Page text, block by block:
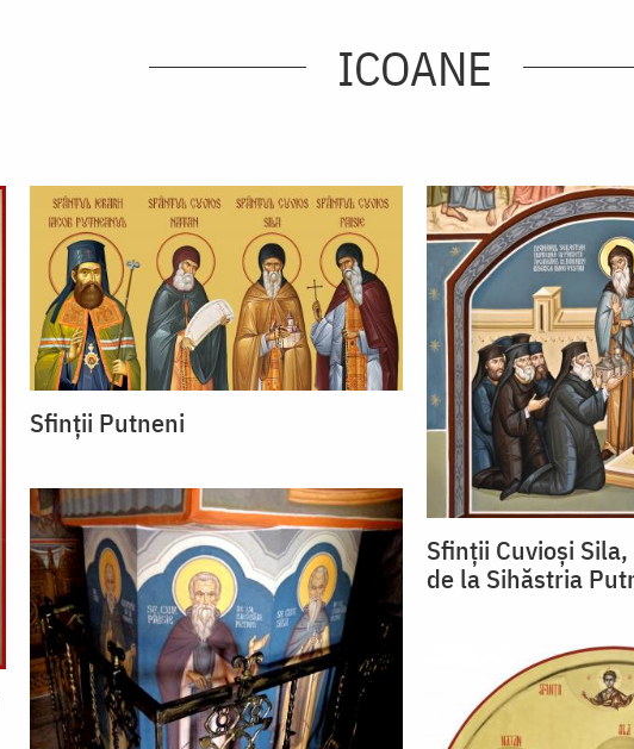
ICOANE
Sfinții Putneni
Sfinții Cuvioși
de la Sihăstria